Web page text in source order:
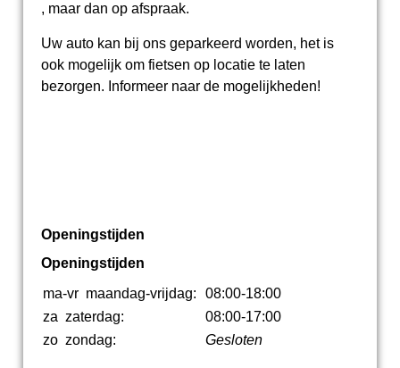
, maar dan op afspraak.
Uw auto kan bij ons geparkeerd worden, het is
ook mogelijk om fietsen op locatie te laten
bezorgen. Informeer naar de mogelijkheden!
Openingstijden
Openingstijden
ma-vr maandag-vrijdag:
08:00-18:00
za zaterdag:
08:00-17:00
zo zondag: Gesloten